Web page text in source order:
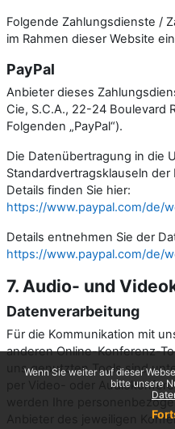
Wenn Sie weiter auf dieser
bitte unsere
Folgende Zahlungsdienste /
im Rahmen dieser Website
PayPal
Anbieter dieses
Cie, S.C.A., 22-24 Boulevard
Folgenden „PayPal“).
Die Datenübertragung in die
Standardvertragsklauseln
Details finden Sie hier:
https://www.paypal.com/de/
Details entnehmen Sie der
https://www.paypal.com/de/
7. Audio- und
Datenverarbeitung
Für die Kommunikation mit
anderen Online-Konferenz-
uns genutzten Tools sind
per Video- oder
werden Ihre
Anbieter des jeweiligen